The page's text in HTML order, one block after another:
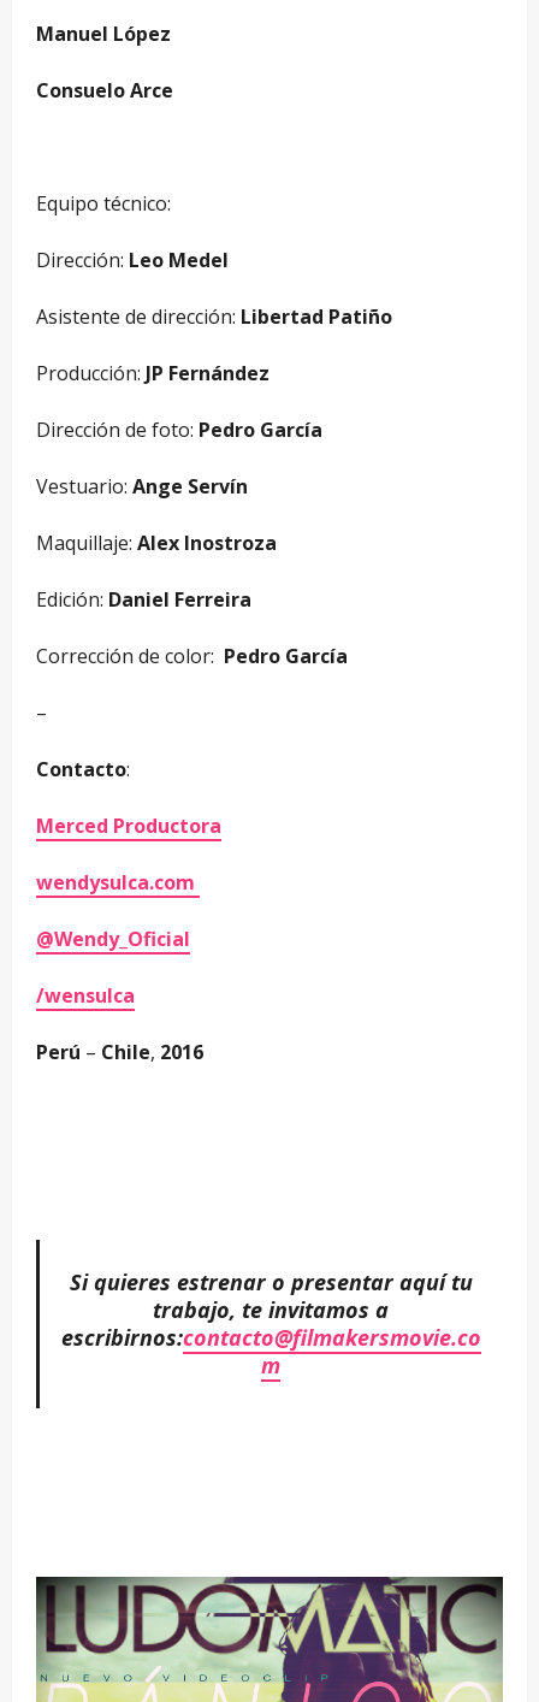
Manuel López
Consuelo Arce
Equipo técnico:
Dirección: Leo Medel
Asistente de dirección: Libertad Patiño
Producción: JP Fernández
Dirección de foto: Pedro García
Vestuario: Ange Servín
Maquillaje: Alex Inostroza
Edición: Daniel Ferreira
Corrección de color: Pedro García
–
Contacto:
Merced Productora
wendysulca.com
@Wendy_Oficial
/wensulca
Perú – Chile, 2016
Si quieres estrenar o presentar aquí tu
trabajo, te invitamos a
escribirnos:contacto@filmakersmovie.co
m